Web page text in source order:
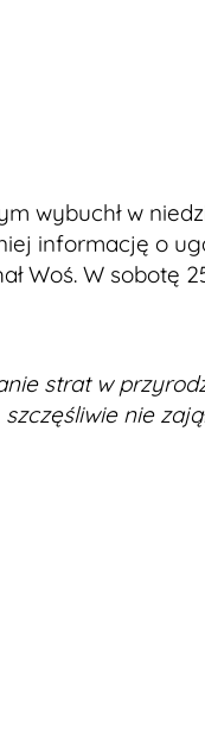
wybuchł w
informację o
Woś. W sobotę
strat w
nie